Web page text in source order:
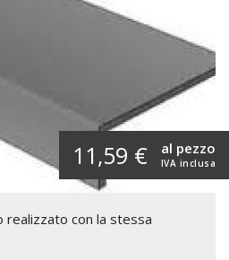
11,59 € IVA inclusa
al pezzo
realizzato con la stessa